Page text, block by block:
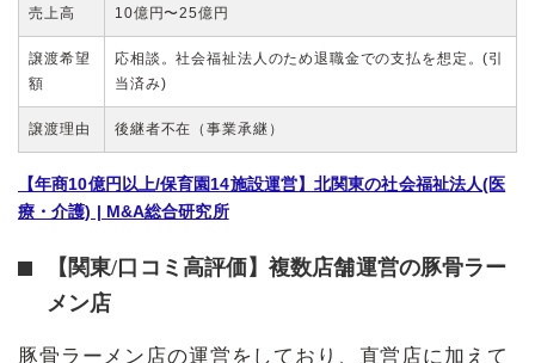
売上高 10億円〜25億円
譲渡希望
額
応相談。社会福祉法人のため退職金での支払を想定。(引
当済み)
譲渡理由 後継者不在（事業承継）
【年商10億円以上/保育園14施設運営】北関東の社会福祉法人(医
療・介護) | M&A総合研究所
【関東/口コミ高評価】複数店舗運営の豚骨ラー
メン店
豚骨ラーメン店の運営をしており、直営店に加えて